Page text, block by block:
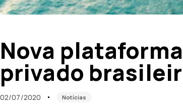
Nova
privado
02/07/2020 Notícias